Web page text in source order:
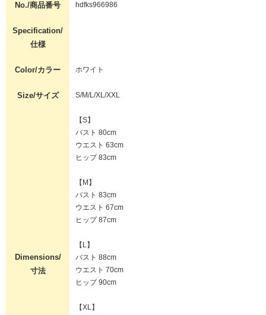
No./商品番号 hdfks966986
Specification/
仕様
Color/カラー ホワイト
Size/サイズ S/M/L/XL/XXL
Dimensions/
寸法
【S】
バスト 80cm
ウエスト 63cm
ヒップ 83cm
【M】
バスト 83cm
ウエスト 67cm
ヒップ 87cm
【L】
バスト 88cm
ウエスト 70cm
ヒップ 90cm
【XL】